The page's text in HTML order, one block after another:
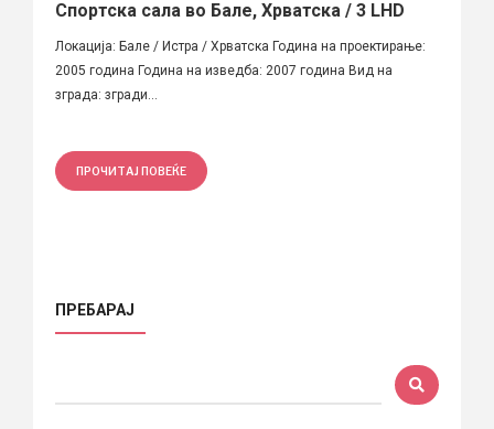
Спортска сала во Бале, Хрватска / 3 LHD
Локација: Бале / Истра / Хрватска Година на проектирање:
2005 година Година на изведба: 2007 година Вид на
зграда: згради...
ПРОЧИТАЈ ПОВЕЌЕ
ПРЕБАРАЈ